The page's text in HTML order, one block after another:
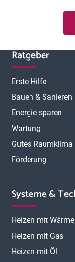
Ratgeber
Erste Hilfe
Bauen & Sanieren
Energie sparen
Wartung
Gutes Raumklima
Förderung
Systeme &
Heizen mit
Heizen mit Gas
Heizen mit Öl